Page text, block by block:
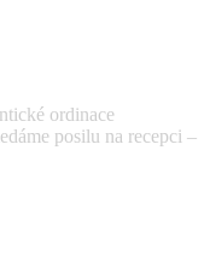
ordinace
posilu na recepci –